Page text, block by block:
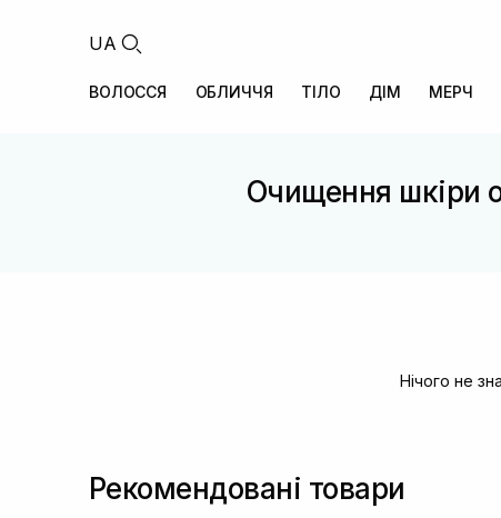
UA
ВОЛОССЯ ОБЛИЧЧЯ ТІЛО ДІМ МЕРЧ
Очищення шкіри
Нічого не
Рекомендовані товари